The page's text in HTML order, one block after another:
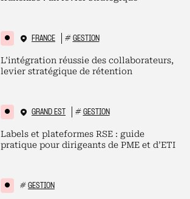
FRANCE # GESTION
L’intégration réussie des collaborateurs,
levier stratégique de rétention
GRAND EST # GESTION
Labels et plateformes RSE : guide
pratique pour dirigeants de PME et d’ETI
# GESTION